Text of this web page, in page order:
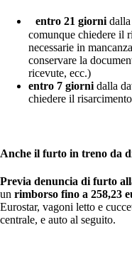
entro 21 giorni
comunque chiedere il
necessarie in
conservare la
ricevute, ecc.)
entro 7 giorni dalla
chiedere il
Anche il furto in treno da
Previa denuncia di furto
un rimborso fino a 258,23
Eurostar, vagoni letto e
centrale, e auto al seguito.